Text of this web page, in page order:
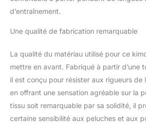
d’entraînement.
Une qualité de fabrication remarquable
La qualité du matériau utilisé pour ce
mettre en avant. Fabriqué à partir d’une
il est conçu pour résister aux rigueurs de
en offrant une sensation agréable sur la
tissu soit remarquable par sa solidité, il
certaine sensibilité aux peluches et aux